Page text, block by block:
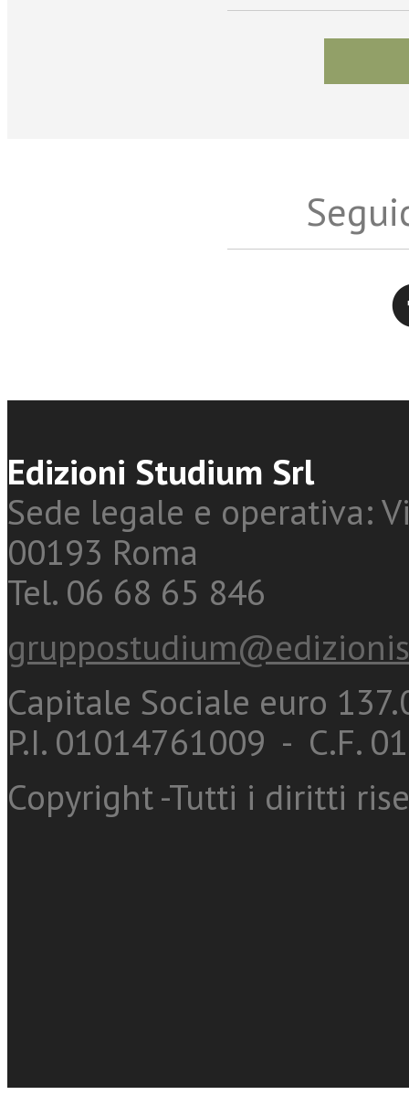
Edizioni Studium Srl
Sede legale e operativa:
00193 Roma
Tel. 06 68 65 846
Capitale Sociale euro
P.I. 01014761009 - C.F.
Copyright -Tutti i diritti